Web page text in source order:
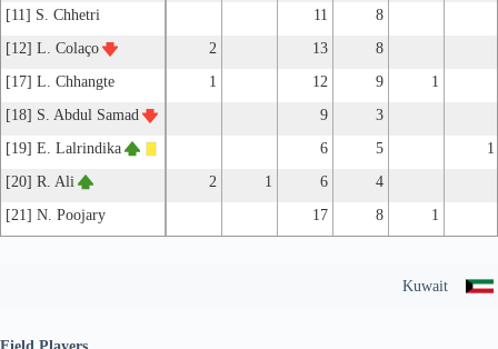
[11] S. Chhetri
11
8
[12] L. Colaço
2 13
8
[17] L. Chhangte
1 12 9
1
[18] S. Abdul Samad
9
3
[19] E. Lalrindika
6 5
1
[20] R. Ali
2 1 6
4
[21] N. Poojary
17 8 1
Kuwait